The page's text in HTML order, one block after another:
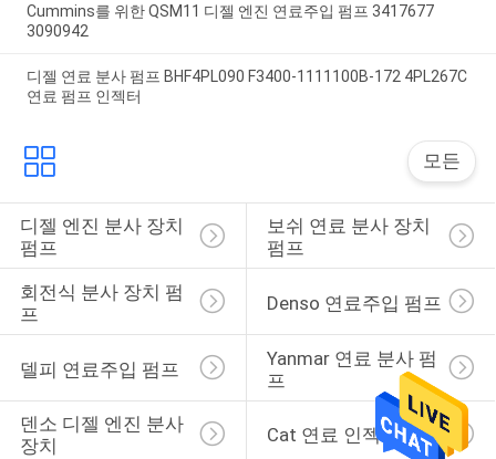
Cummins를 위한 QSM11 디젤 엔진 연료주입 펌프 3417677
3090942
디젤 연료 분사 펌프 BHF4PL090 F3400-1111100B-172 4PL267C
연료 펌프 인젝터
모든
디젤 엔진 분사 장치
펌프
보쉬 연료 분사 장치
펌프
회전식 분사 장치 펌
프
Denso 연료주입 펌프
델피 연료주입 펌프
Yanmar 연료 분사 펌
프
덴소 디젤 엔진 분사
장치
Cat 연료 인젝터